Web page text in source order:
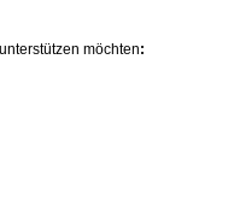
möchten: